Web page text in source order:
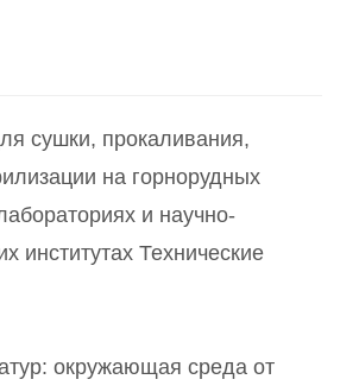
сушки, прокаливания,
на горнорудных
и научно-
институтах Технические
окружающая среда от